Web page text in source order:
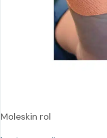
Moleskin rol